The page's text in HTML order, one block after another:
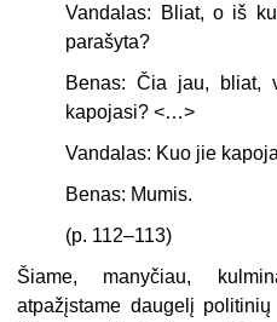
Vandalas: Bliat, o iš
parašyta?
Benas: Čia jau, bliat,
kapojasi? <…>
Vandalas: Kuo jie
Benas: Mumis.
(p. 112–113)
Šiame, manyčiau,
atpažįstame daugelį